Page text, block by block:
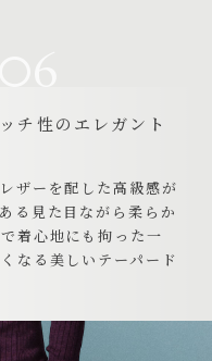
チ性のエレガント
ザーを配した高級感が
る見た目ながら柔らか
着心地にも拘った一
なる美しいテーパード